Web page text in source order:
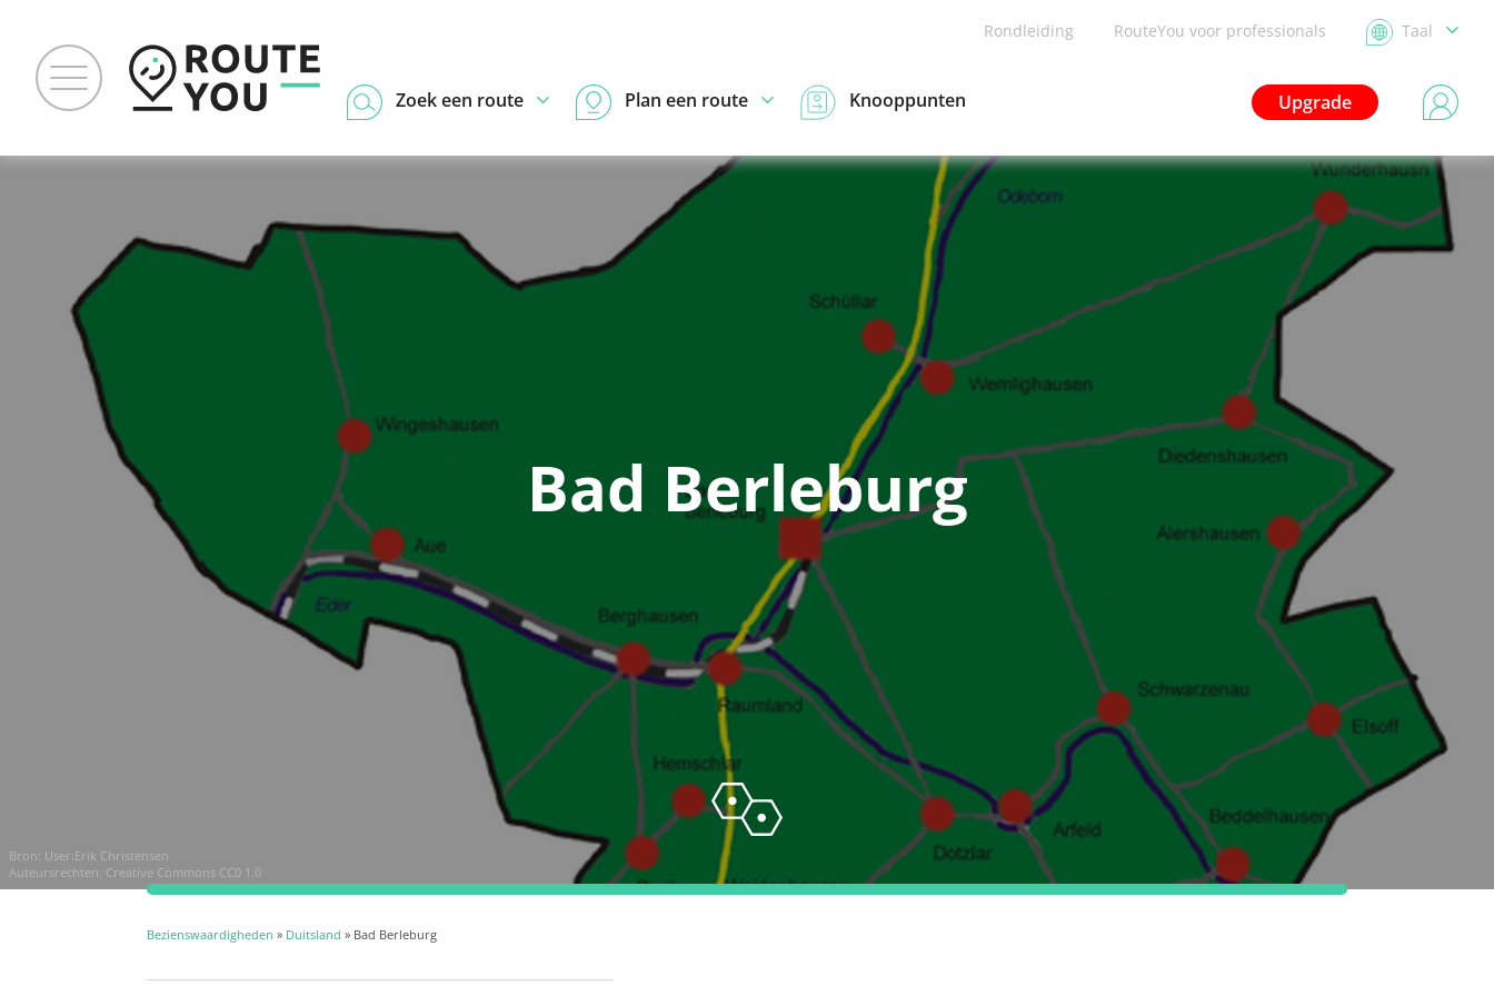
Rondleiding RouteYou voor professionals Taal
Upgrade
Zoek een route Plan een route Knooppunten
Bad Berleburg
Bron: User:Erik Christensen
Auteursrechten: Creative Commons CC0 1.0
Bezienswaardigheden » Duitsland » Bad Berleburg